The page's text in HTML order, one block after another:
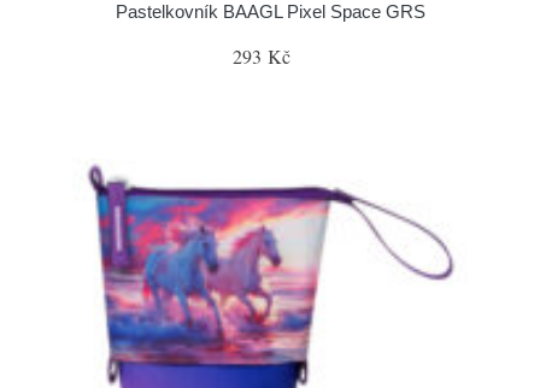
Pastelkovník BAAGL Pixel Space GRS
293 Kč